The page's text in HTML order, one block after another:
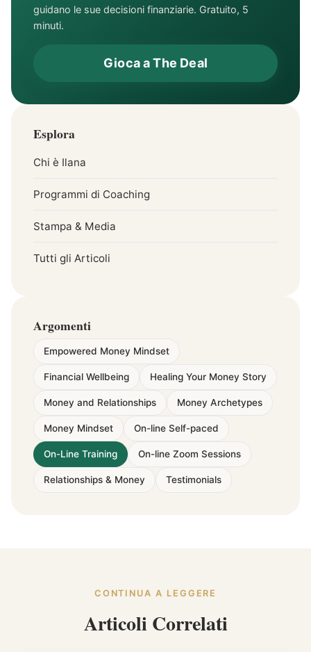
guidano le sue decisioni finanziarie. Gratuito, 5
minuti.
Gioca a The Deal
Esplora
Chi è Ilana
Programmi di Coaching
Stampa & Media
Tutti gli Articoli
Argomenti
Empowered Money Mindset
Financial Wellbeing Healing Your Money Story
Money and Relationships Money Archetypes
Money Mindset On-line Self-paced
On-Line Training On-line Zoom Sessions
Relationships & Money Testimonials
CONTINUA A LEGGERE
Articoli Correlati